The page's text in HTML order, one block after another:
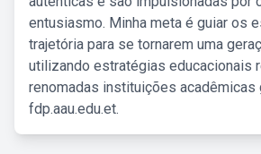
entusiasmo. Minha meta é guiar os
trajetória para se tornarem uma
utilizando estratégias educacionais
renomadas instituições acadêmicas
fdp.aau.edu.et.